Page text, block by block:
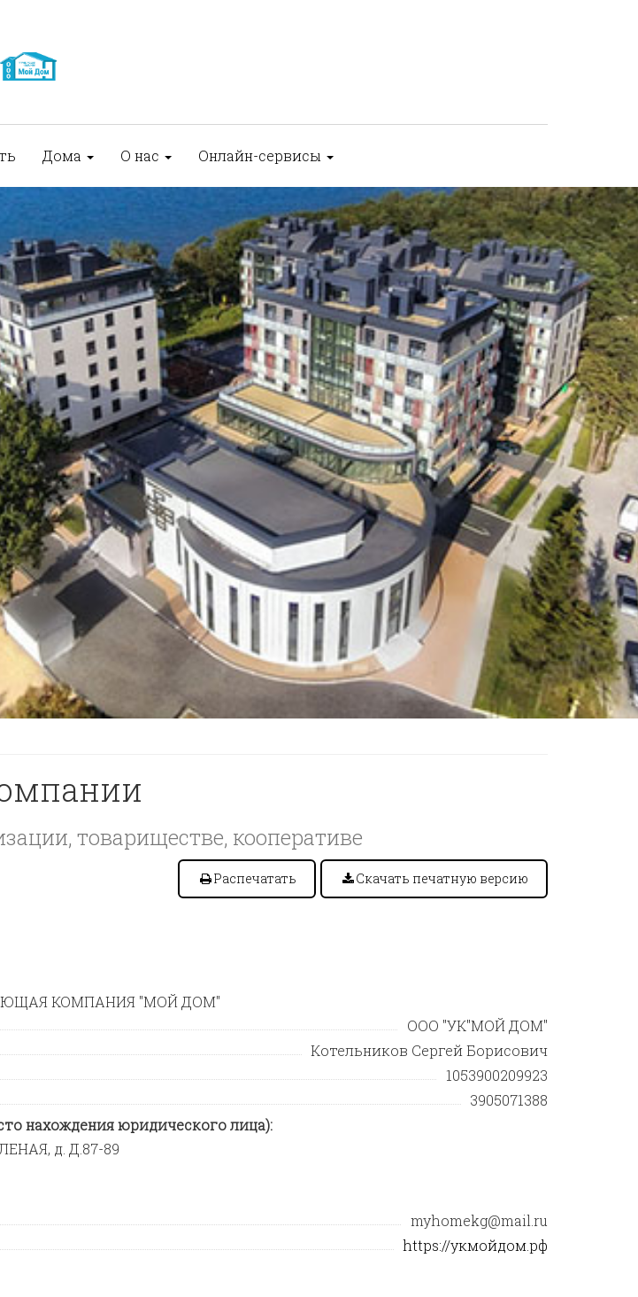
Дома О нас Онлайн-сервисы
товариществе, кооперативе
Распечатать Скачать печатную версию
КОМПАНИЯ "МОЙ ДОМ"
ООО "УК"МОЙ ДОМ"
Котельников Сергей Борисович
1053900209923
3905071388
нахождения юридического лица):
д. Д.87-89
myhomekg@mail.ru
https://укмойдом.рф